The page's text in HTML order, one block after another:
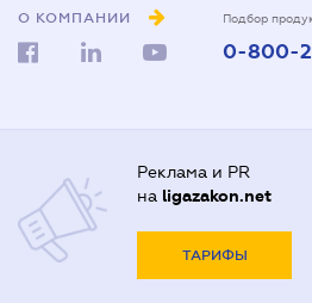
О КОМПАНИИ Подбор
0-800-
Реклама и PR
на ligazakon.net
ТАРИФЫ